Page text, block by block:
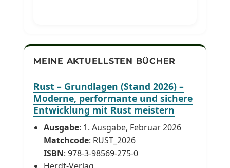
MEINE AKTUELLSTEN BÜCHER
Rust – Grundlagen (Stand 2026) –
Moderne, performante und sichere
Entwicklung mit Rust meistern
Ausgabe: 1. Ausgabe, Februar 2026
Matchcode: RUST_2026
ISBN: 978-3-98569-275-0